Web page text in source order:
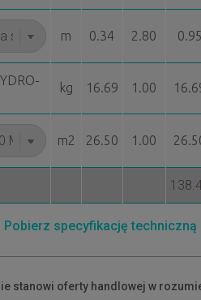
m 0.34 2.80 0.95
kg 16.69 1.00
m2 26.50 1.00
Pobierz specyfikację techniczną
stanowi oferty handlowej w